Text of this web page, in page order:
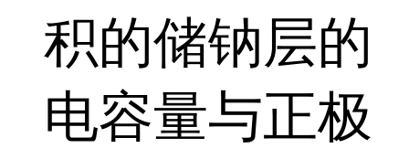
积的储钠层的
电容量与正极